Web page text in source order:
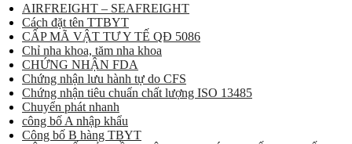
AIRFREIGHT – SEAFREIGHT
Cách đặt tên TTBYT
CẤP MÃ VẬT TƯ Y TẾ QĐ 5086
Chỉ nha khoa, tăm nha khoa
CHỨNG NHẬN FDA
Chứng nhận lưu hành tự do CFS
Chứng nhận tiêu chuẩn chất lượng ISO 13485
Chuyển phát nhanh
công bố A nhập khẩu
Công bố B hàng TBYT